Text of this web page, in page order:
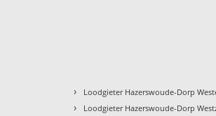
› Loodgieter Hazerswoude-Dorp
› Loodgieter Hazerswoude-Dorp